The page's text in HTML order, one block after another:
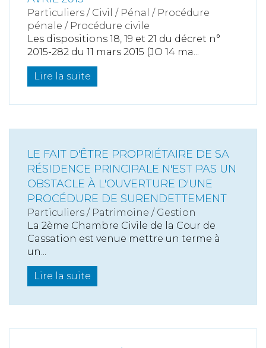
Particuliers / Civil / Pénal / Procédure
pénale / Procédure civile
Les dispositions 18, 19 et 21 du décret n°
2015-282 du 11 mars 2015 (JO 14 ma...
Lire la suite
LE FAIT D'ÊTRE PROPRIÉTAIRE DE SA
RÉSIDENCE PRINCIPALE N'EST PAS UN
OBSTACLE À L'OUVERTURE D'UNE
PROCÉDURE DE SURENDETTEMENT
Particuliers / Patrimoine / Gestion
La 2ème Chambre Civile de la Cour de
Cassation est venue mettre un terme à
un...
Lire la suite